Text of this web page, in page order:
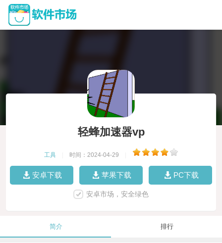
轻蜂加速器vp
工具 时间：2024-04-29
安卓下载 苹果下载 PC下载
安卓市场，安全绿色
简介 排行